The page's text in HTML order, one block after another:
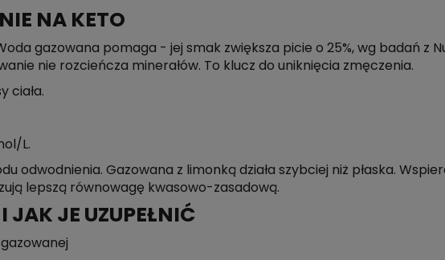
NA KETO
gazowana pomaga - jej smak zwiększa picie o 25%, wg badań z
nie rozcieńcza minerałów. To klucz do uniknięcia zmęczenia.
ciała.
L.
odwodnienia. Gazowana z limonką działa szybciej niż płaska.
lepszą równowagę kwasowo-zasadową.
JAK JE UZUPEŁNIĆ